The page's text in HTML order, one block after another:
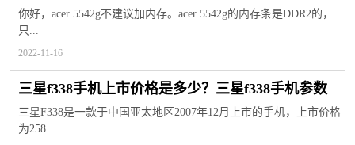
你好，acer 5542g不建议加内存。acer 5542g的内存条是DDR2的，
只...
2022-11-16
三星f338手机上市价格是多少？三星f338手机参数
三星F338是一款于中国亚太地区2007年12月上市的手机，上市价格
为258...